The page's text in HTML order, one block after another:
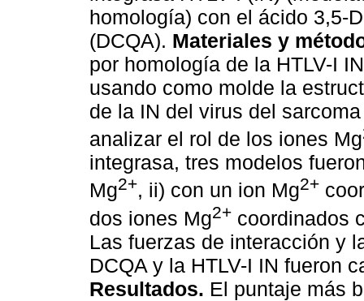
homología) con el ácido 3,5-
(DCQA). Materiales y
por homología de la HTLV-I
usando como molde la
de la IN del virus del
analizar el rol de los iones Mg
integrasa, tres modelos
Mg2+, ii) con un ion Mg2+
dos iones Mg2+ coordinados
Las fuerzas de interacción y
DCQA y la HTLV-I IN fueron
Resultados. El puntaje más